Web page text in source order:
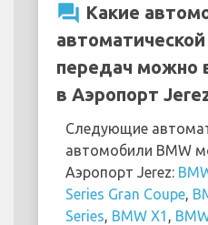
question_answer Какие
передач можно
в Аэропорт
Следующие
автомобили BMW
Аэропорт Jerez:
Series Gran Coupe
Series BMW X1